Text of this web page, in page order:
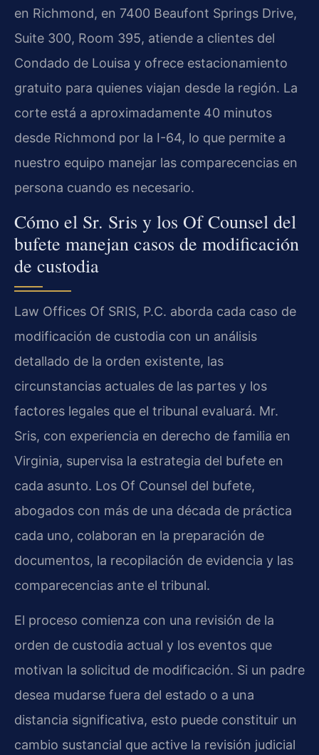
en Richmond, en 7400 Beaufont Springs Drive,
Suite 300, Room 395, atiende a clientes del
Condado de Louisa y ofrece estacionamiento
gratuito para quienes viajan desde la región. La
corte está a aproximadamente 40 minutos
desde Richmond por la I-64, lo que permite a
nuestro equipo manejar las comparecencias en
persona cuando es necesario.
Cómo el Sr. Sris y los Of Counsel del
bufete manejan casos de modificación
de custodia
Law Offices Of SRIS, P.C. aborda cada caso de
modificación de custodia con un análisis
detallado de la orden existente, las
circunstancias actuales de las partes y los
factores legales que el tribunal evaluará. Mr.
Sris, con experiencia en derecho de familia en
Virginia, supervisa la estrategia del bufete en
cada asunto. Los Of Counsel del bufete,
abogados con más de una década de práctica
cada uno, colaboran en la preparación de
documentos, la recopilación de evidencia y las
comparecencias ante el tribunal.
El proceso comienza con una revisión de la
orden de custodia actual y los eventos que
motivan la solicitud de modificación. Si un padre
desea mudarse fuera del estado o a una
distancia significativa, esto puede constituir un
cambio sustancial que active la revisión judicial